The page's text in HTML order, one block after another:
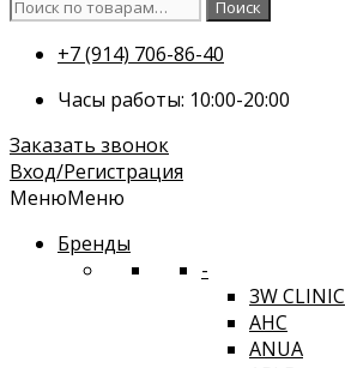
Поиск
+7 (914) 706-86-40
Часы работы: 10:00-20:00
Заказать звонок
Вход/Регистрация
МенюМеню
Бренды
-
3W CLINIC
AHC
ANUA